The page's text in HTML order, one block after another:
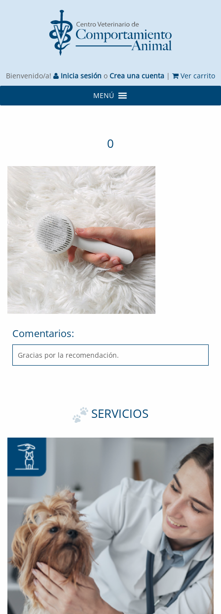
Bienvenido/a! Inicia sesión o Crea una cuenta | Ver carrito
MENÚ
0
Comentarios:
Gracias por la recomendación.
SERVICIOS